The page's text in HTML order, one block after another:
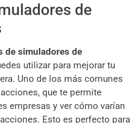
de
de simuladores de
utilizar para mejorar tu
Uno de los más comunes
que te permite
empresas y ver cómo varían
Esto es perfecto para